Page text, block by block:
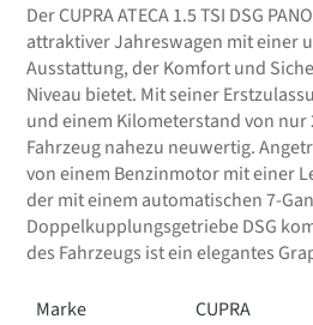
Der CUPRA ATECA 1.5 TSI DSG
attraktiver Jahreswagen mit einer
Ausstattung, der Komfort und
Niveau bietet. Mit seiner
und einem Kilometerstand von nur
Fahrzeug nahezu neuwertig.
von einem Benzinmotor mit einer
der mit einem automatischen 7-
Doppelkupplungsgetriebe DSG
des Fahrzeugs ist ein elegantes
Marke
CUPRA